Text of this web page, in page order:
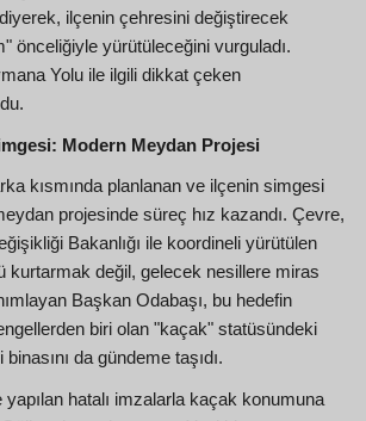
ilçenin çehresini değiştirecek
önceliğiyle yürütüleceğini vurguladı.
Yolu ile ilgili dikkat çeken
Modern Meydan Projesi
kısmında planlanan ve ilçenin simgesi
projesinde süreç hız kazandı. Çevre,
Bakanlığı ile koordineli yürütülen
kurtarmak değil, gelecek nesillere miras
Başkan Odabaşı, bu hedefin
biri olan "kaçak" statüsündeki
da gündeme taşıdı.
hatalı imzalarla kaçak konumuna